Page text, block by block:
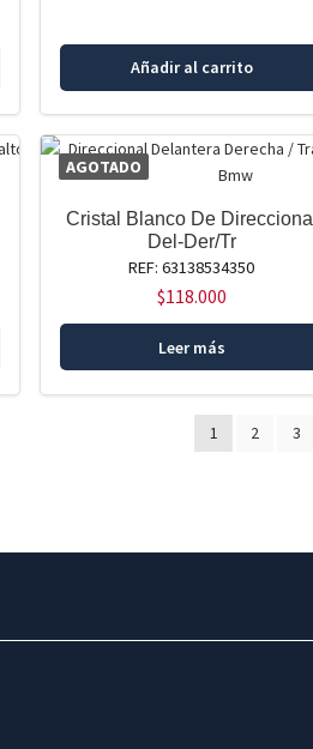
Añadir al carrito
AGOTADO
Cristal Blanco De Direccional
Del-Der/Tr
REF: 63138534350
$118.000
Leer más
1 2 3